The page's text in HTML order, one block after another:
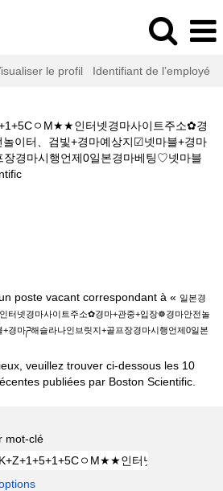
le profil Identifiant de l’employé
ㅇM★★인터넷경마사이트주소✿경
이터、검빛+경마예상지☑넷마블+경마
장경마시행언제0일본경마베팅♡넷마블
(page
poste vacant correspondant à « 일본경
넷경마사이트주소✿경마+관중+입장☸경마안전놀
경마ཌ해슬라나인브릿지+골프장경마시행언제0일본
veuillez trouver ci-dessous les 10
publiées par Boston Scientific.
mot-clé